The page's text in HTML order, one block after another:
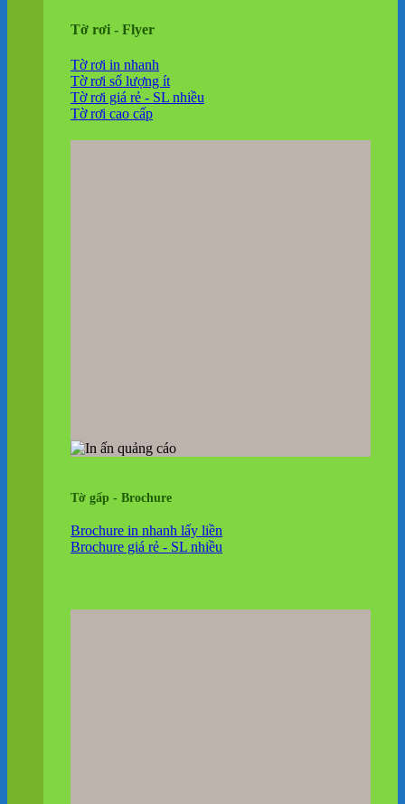
Tờ rơi - Flyer
Tờ rơi in nhanh
Tờ rơi số lượng ít
Tờ rơi giá rẻ - SL nhiều
Tờ rơi cao cấp
Tờ gấp - Brochure
Brochure in nhanh lấy liền
Brochure giá rẻ - SL nhiều